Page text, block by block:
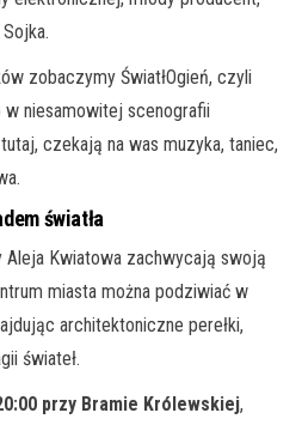
zobaczymy ŚwiatłOgień, czyli
niesamowitej scenografii
czekają na was muzyka, taniec,
światła
Aleja Kwiatowa zachwycają swoją
miasta można podziwiać w
architektoniczne perełki,
świateł.
przy Bramie Królewskiej,